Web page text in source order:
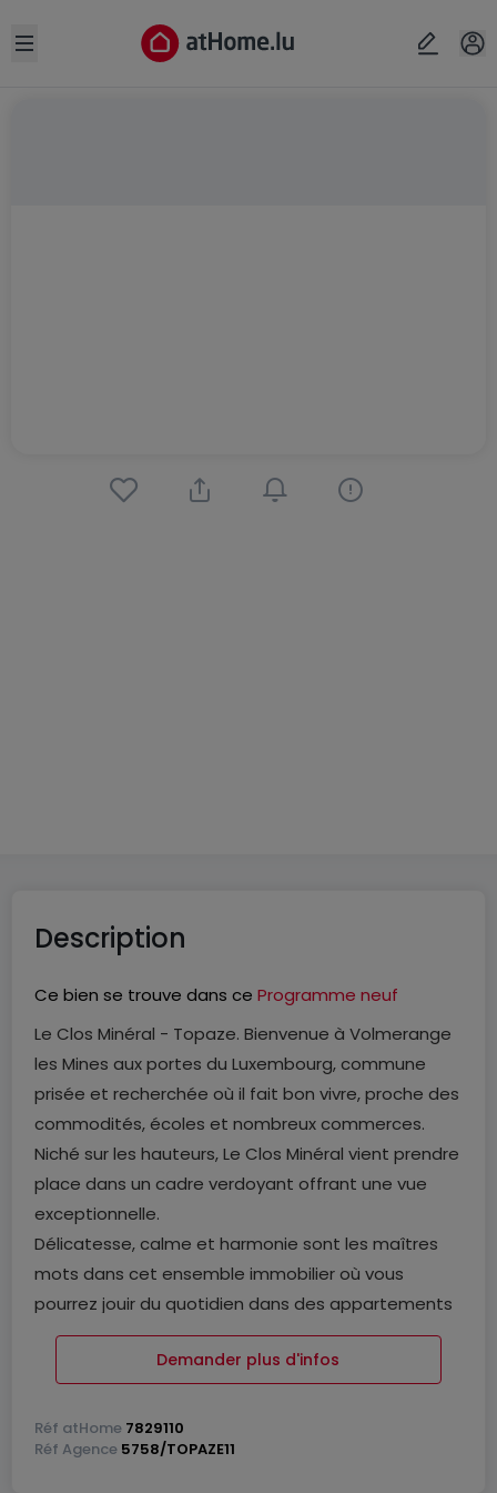
Open sidebar
Description
Ce bien se trouve dans ce Programme neuf
Le Clos Minéral - Topaze. Bienvenue à Volmerange
les Mines aux portes du Luxembourg, commune
prisée et recherchée où il fait bon vivre, proche des
commodités, écoles et nombreux commerces.
Niché sur les hauteurs, Le Clos Minéral vient prendre
place dans un cadre verdoyant offrant une vue
exceptionnelle.
Délicatesse, calme et harmonie sont les maîtres
mots dans cet ensemble immobilier où vous
pourrez jouir du quotidien dans des appartements
baignés de lumière naturelle, des maisons de ville
ou des maisons individuelles.
et des matériaux de haute facture. Sa beauté est
éclatante et se révèle à chaque instant, chaque
Demander plus d'infos
Réf atHome 7829110
Réf Agence 5758/TOPAZE11